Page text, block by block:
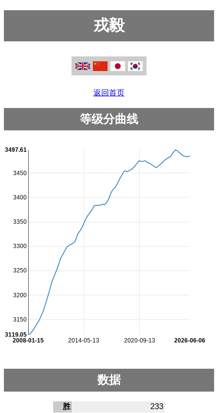
戎毅
返回首页
等级分曲线
2014-05-13 2020-09-13
2008-01-15 2026-06-06
3150
3200
3250
3300
3350
3400
3450
3119.05
3497.61
数据
胜
233